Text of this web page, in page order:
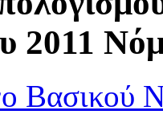
2011
Βασικού